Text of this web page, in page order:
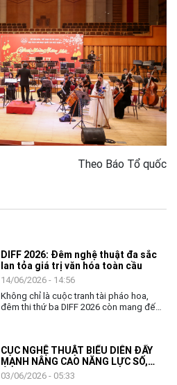
Theo Báo Tổ quốc
DIFF 2026: Đêm nghệ thuật đa sắc
lan tỏa giá trị văn hóa toàn cầu
14/06/2026 - 14:56
Không chỉ là cuộc tranh tài pháo hoa,
đêm thi thứ ba DIFF 2026 còn mang đến
CỤC NGHỆ THUẬT BIỂU DIỄN ĐẨY
MẠNH NÂNG CAO NĂNG LỰC SỐ,
ỨNG DỤNG AI TRONG THỰC THI
03/06/2026 - 05:33